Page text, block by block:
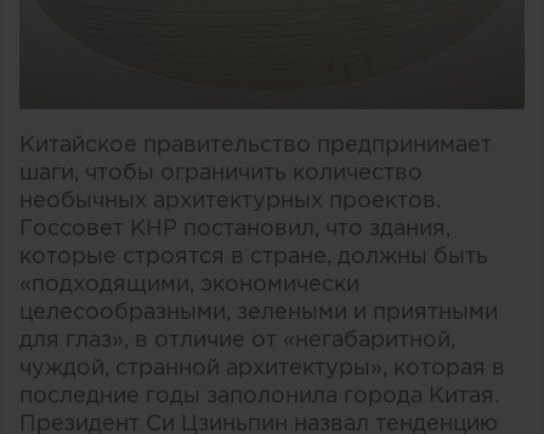
Китайское правительство предпринимает
шаги, чтобы ограничить количество
необычных архитектурных проектов.
Госсовет КНР постановил, что здания,
которые строятся в стране, должны быть
«подходящими, экономически
целесообразными, зелеными и приятными
для глаз», в отличие от «негабаритной,
чуждой, странной архитектуры», которая в
последние годы заполонила города Китая.
Президент Си Цзиньпин назвал тенденцию